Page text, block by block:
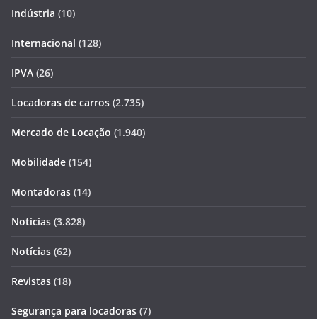
Indústria (10)
Internacional (128)
IPVA (26)
Locadoras de carros (2.735)
Mercado de Locação (1.940)
Mobilidade (154)
Montadoras (14)
Notícias (3.828)
Notícias (62)
Revistas (18)
Segurança para locadoras (7)